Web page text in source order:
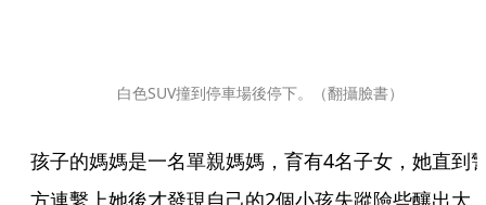
白色SUV撞到停車場後停下。（翻攝臉書）
孩子的媽媽是一名單親媽媽，育有4名子女，她直到
方連繫上她後才發現自己的2個小孩失蹤險些釀出大